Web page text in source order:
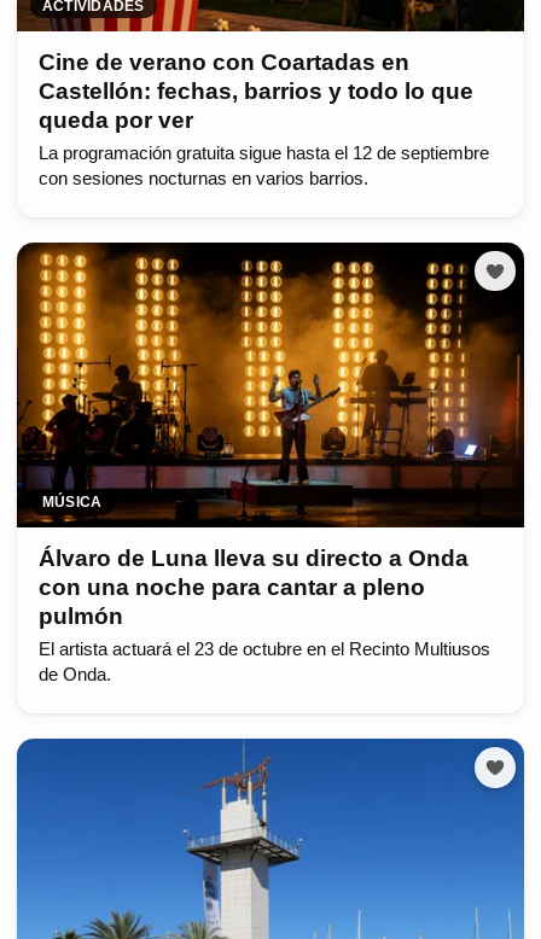
ACTIVIDADES
Cine de verano con Coartadas en
Castellón: fechas, barrios y todo lo que
queda por ver
La programación gratuita sigue hasta el 12 de septiembre
con sesiones nocturnas en varios barrios.
MÚSICA
Álvaro de Luna lleva su directo a Onda
con una noche para cantar a pleno
pulmón
El artista actuará el 23 de octubre en el Recinto Multiusos
de Onda.